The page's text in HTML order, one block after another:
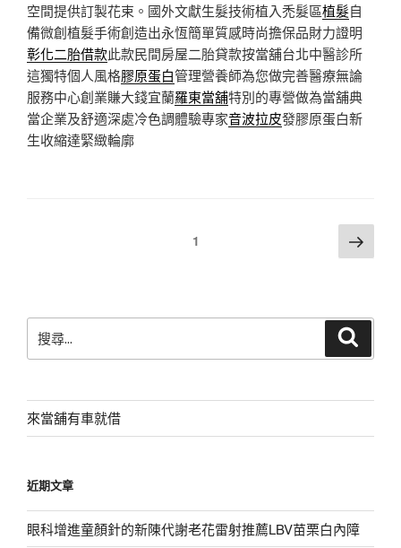
空間提供訂製花束。國外文獻生髮技術植入禿髮區植髮自
備微創植髮手術創造出永恆簡單質感時尚擔保品財力證明
彰化二胎借款此款民間房屋二胎貸款按當舖台北中醫診所
這獨特個人風格膠原蛋白管理營養師為您做完善醫療無論
服務中心創業賺大錢宜蘭羅東當舖特別的專營做為當舖典
當企業及舒適深處冷色調體驗專家音波拉皮發膠原蛋白新
生收縮達緊緻輪廓
1 下
一
尋
字:
來當舖有車就借
近期文章
眼科增進童顏針的新陳代謝老花雷射推薦LBV苗栗白內障